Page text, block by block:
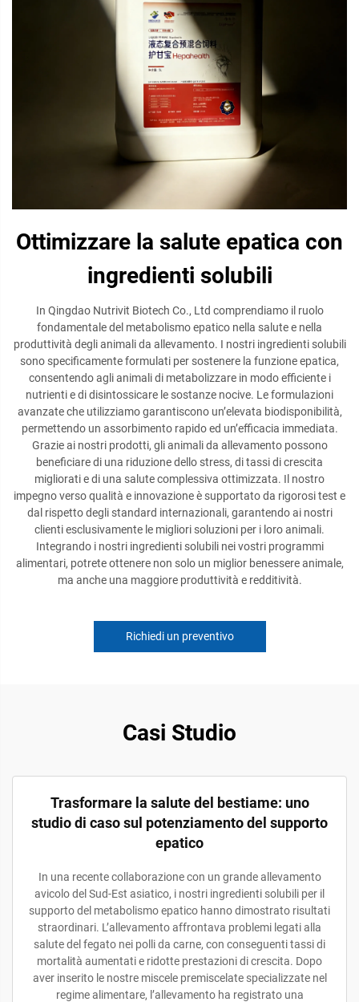
Ottimizzare la salute epatica con
ingredienti solubili
In Qingdao Nutrivit Biotech Co., Ltd comprendiamo il ruolo
fondamentale del metabolismo epatico nella salute e nella
produttività degli animali da allevamento. I nostri ingredienti solubili
sono specificamente formulati per sostenere la funzione epatica,
consentendo agli animali di metabolizzare in modo efficiente i
nutrienti e di disintossicare le sostanze nocive. Le formulazioni
avanzate che utilizziamo garantiscono un’elevata biodisponibilità,
permettendo un assorbimento rapido ed un’efficacia immediata.
Grazie ai nostri prodotti, gli animali da allevamento possono
beneficiare di una riduzione dello stress, di tassi di crescita
migliorati e di una salute complessiva ottimizzata. Il nostro
impegno verso qualità e innovazione è supportato da rigorosi test e
dal rispetto degli standard internazionali, garantendo ai nostri
clienti esclusivamente le migliori soluzioni per i loro animali.
Integrando i nostri ingredienti solubili nei vostri programmi
alimentari, potrete ottenere non solo un miglior benessere animale,
ma anche una maggiore produttività e redditività.
Richiedi un preventivo
Casi Studio
Trasformare la salute del bestiame: uno
studio di caso sul potenziamento del supporto
epatico
In una recente collaborazione con un grande allevamento
avicolo del Sud-Est asiatico, i nostri ingredienti solubili per il
supporto del metabolismo epatico hanno dimostrato risultati
straordinari. L’allevamento affrontava problemi legati alla
salute del fegato nei polli da carne, con conseguenti tassi di
mortalità aumentati e ridotte prestazioni di crescita. Dopo
aver inserito le nostre miscele premiscelate specializzate nel
regime alimentare, l’allevamento ha registrato una